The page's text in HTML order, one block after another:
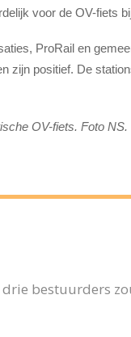
voor de OV-fiets
ProRail en
zijn positief. De
OV-fiets. Foto NS.
bestuurders